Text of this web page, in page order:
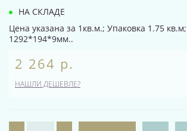
НА СКЛАДЕ
Цена указана за 1кв.м.; Упаковка 1.75
1292*194*9мм..
2 264 р.
НАШЛИ ДЕШЕВЛЕ?